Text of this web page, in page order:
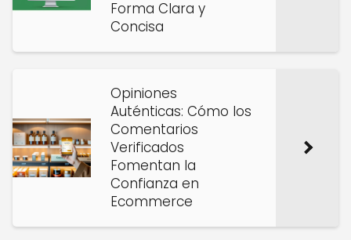
Forma Clara y
Concisa
Opiniones
Auténticas: Cómo los
Comentarios
Verificados
Fomentan la
Confianza en
Ecommerce